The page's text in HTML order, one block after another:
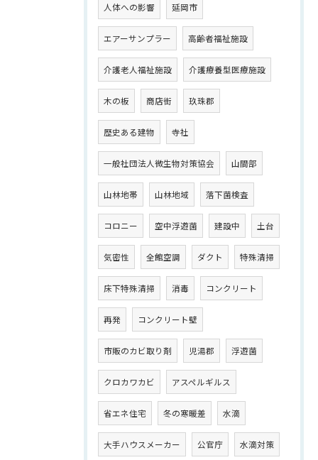
人体への影響 延岡市
エアーサンプラー 高齢者福祉施設
介護老人福祉施設 介護療養型医療施設
木の板 商店街 玖珠郡
歴史ある建物 寺社
一般社団法人微生物対策協会 山間部
山林地帯 山林地域 落下菌検査
コロニー 空中浮遊菌 建設中 土台
気密性 全館空調 ダクト 特殊清掃
床下特殊清掃 消毒 コンクリート
再発 コンクリート壁
市販のカビ取り剤 児湯郡 浮遊菌
クロカワカビ アスペルギルス
省エネ住宅 冬の寒暖差 水滴
大手ハウスメーカー 公官庁 水滴対策